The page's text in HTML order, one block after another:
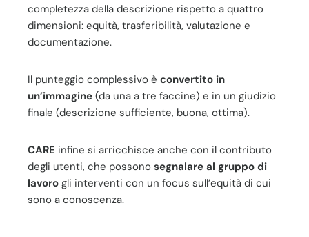
completezza della descrizione rispetto a quattro
dimensioni: equità, trasferibilità, valutazione e
documentazione.
Il punteggio complessivo è convertito in
un’immagine (da una a tre faccine) e in un giudizio
finale (descrizione sufficiente, buona, ottima).
CARE infine si arricchisce anche con il contributo
degli utenti, che possono segnalare al gruppo di
lavoro gli interventi con un focus sull’equità di cui
sono a conoscenza.